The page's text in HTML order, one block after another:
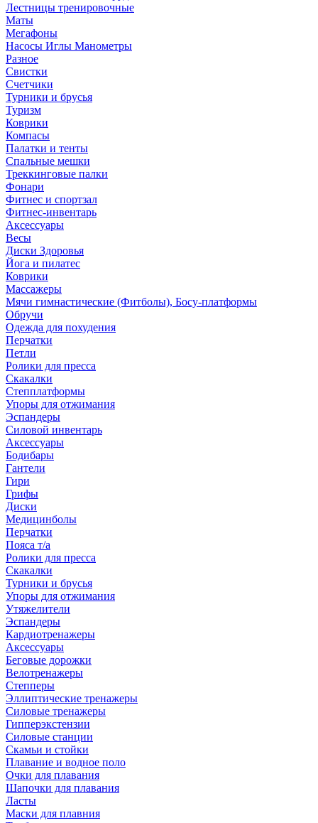
Лестницы тренировочные
Маты
Мегафоны
Насосы Иглы Манометры
Разное
Свистки
Счетчики
Турники и брусья
Туризм
Коврики
Компасы
Палатки и тенты
Спальные мешки
Треккинговые палки
Фонари
Фитнес и спортзал
Фитнес-инвентарь
Аксессуары
Весы
Диски Здоровья
Йога и пилатес
Коврики
Массажеры
Мячи гимнастические (Фитболы), Босу-платформы
Обручи
Одежда для похудения
Перчатки
Петли
Ролики для пресса
Скакалки
Степплатформы
Упоры для отжимания
Эспандеры
Силовой инвентарь
Аксессуары
Бодибары
Гантели
Гири
Грифы
Диски
Медицинболы
Перчатки
Пояса т/а
Ролики для пресса
Скакалки
Турники и брусья
Упоры для отжимания
Утяжелители
Эспандеры
Кардиотренажеры
Аксессуары
Беговые дорожки
Велотренажеры
Степперы
Эллиптические тренажеры
Силовые тренажеры
Гипперэкстензии
Силовые станции
Скамьи и стойки
Плавание и водное поло
Очки для плавания
Шапочки для плавания
Ласты
Маски для плавния